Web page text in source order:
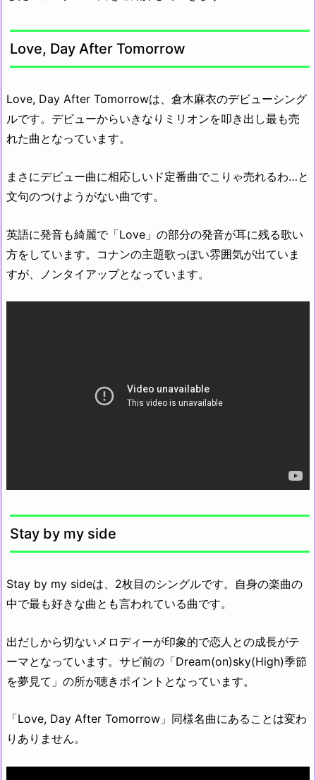
Love, Day After Tomorrow
Love, Day After Tomorrowは、倉木麻衣のデビューシング
ルです。デビューからいきなりミリオンを叩き出し最も売
れた曲となっています。
まさにデビュー曲に相応しいド定番曲でこりゃ売れるわ…と
文句のつけようがない曲です。
英語に発音も綺麗で「Love」の部分の発音が耳に残る歌い
方をしています。コナンの主題歌っぽい雰囲気が出ていま
すが、ノンタイアップとなっています。
Stay by my side
Stay by my sideは、2枚目のシングルです。自身の楽曲の
中で最も好きな曲とも言われている曲です。
出だしから切ないメロディーが印象的で恋人との成長がテ
ーマとなっています。サビ前の「Dream(on)sky(High)季節
を夢見て」の所が聴きポイントとなっています。
「Love, Day After Tomorrow」同様名曲にあることは変わ
りありません。